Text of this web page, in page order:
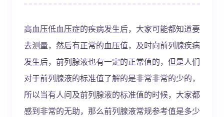
高血压低血压症的疾病发生后，大家可能都知道要
去测量，然后有正常的血压值，及时向前列腺疾病
发生后，前列腺液也有一定的正常值的，但是人们
对于前列腺液的标准值了解的是非常非常的少的，
所以当有人问及前列腺液的标准值的时候，大家都
感到非常的无助，那么前列腺液常规参考值是多少